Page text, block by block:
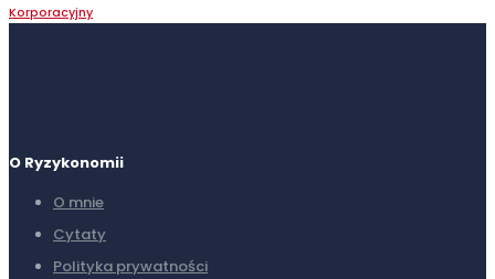
Korporacyjny
O Ryzykonomii
O mnie
Cytaty
Polityka prywatności